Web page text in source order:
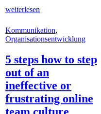
weiterlesen
Kommunikation,
Organisationsentwicklung
5 steps how to step
out of an
ineffective or
frustrating online
team culture